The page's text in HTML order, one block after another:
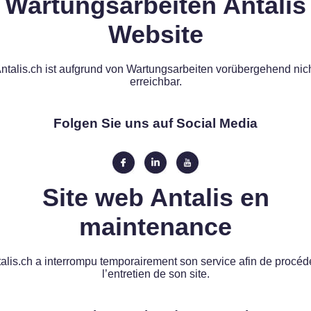
Website
ist aufgrund von Wartungsarbeiten vorübergehend
erreichbar.
Folgen Sie uns auf Social Media
Site web Antalis en
maintenance
a interrompu temporairement son service afin de
l’entretien de son site.